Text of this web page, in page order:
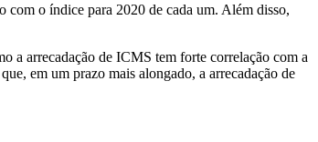
com o índice para 2020 de cada um. Além disso,
a arrecadação de ICMS tem forte correlação com a
em um prazo mais alongado, a arrecadação de